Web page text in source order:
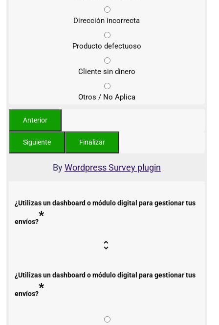
Dirección incorrecta
Producto defectuoso
Cliente sin dinero
Otros / No Aplica
ByWordpress Survey plugin
¿Utilizas un dashboard o módulo digital para gestionar tus
envíos?*
¿Utilizas un dashboard o módulo digital para gestionar tus
envíos?*